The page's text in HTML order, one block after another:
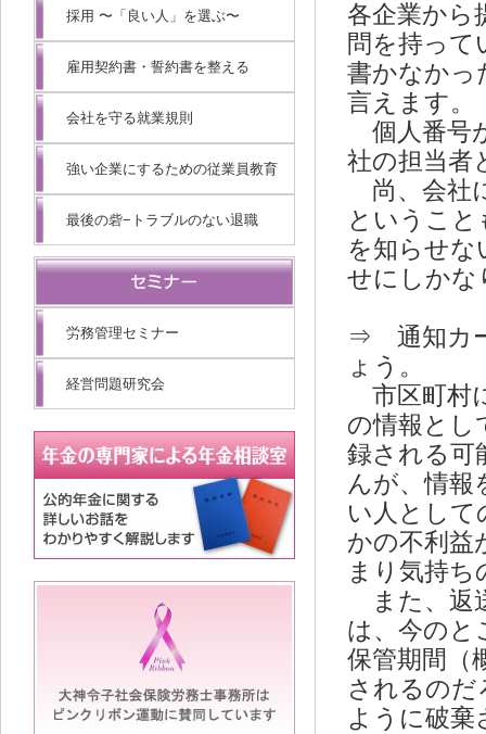
採用 〜「良い人」を選ぶ〜
雇用契約書・誓約書を整える
会社を守る就業規則
強い企業にするための従業員教育
最後の砦−トラブルのない退職
労務管理セミナー
経営問題研究会
各企業から
問を持って
書かなかっ
言えます。
個人番号
社の担当者
尚、会社
というこ
を知らせな
せにしかな
⇒ 通知カ
ょう。
市区町村
の情報とし
録される可
んが、情報
い人として
かの不利益
まり気持
また、返
は、今のと
保管期間（
されるの
ように破棄